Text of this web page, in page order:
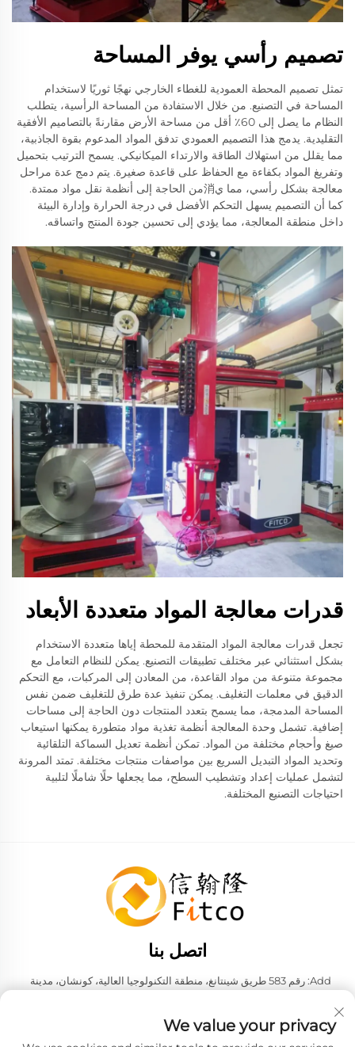
تصميم رأسي يوفر المساحة
تمثل تصميم المحطة العمودية للغطاء الخارجي نهجًا ثوريًا لاستخدام
المساحة في التصنيع. من خلال الاستفادة من المساحة الرأسية، يتطلب
النظام ما يصل إلى 60٪ أقل من مساحة الأرض مقارنةً بالتصاميم الأفقية
التقليدية. يدمج هذا التصميم العمودي تدفق المواد المدعوم بقوة الجاذبية،
مما يقلل من استهلاك الطاقة والارتداء الميكانيكي. يسمح الترتيب بتحميل
وتفريغ المواد بكفاءة مع الحفاظ على قاعدة صغيرة. يتم دمج عدة مراحل
معالجة بشكل رأسي، مما ي消من الحاجة إلى أنظمة نقل مواد ممتدة.
كما أن التصميم يسهل التحكم الأفضل في درجة الحرارة وإدارة البيئة
داخل منطقة المعالجة، مما يؤدي إلى تحسين جودة المنتج واتساقه.
قدرات معالجة المواد متعددة الأبعاد
تجعل قدرات معالجة المواد المتقدمة للمحطة إياها متعددة الاستخدام
بشكل استثنائي عبر مختلف تطبيقات التصنيع. يمكن للنظام التعامل مع
مجموعة متنوعة من مواد القاعدة، من المعادن إلى المركبات، مع التحكم
الدقيق في معلمات التغليف. يمكن تنفيذ عدة طرق للتغليف ضمن نفس
المساحة المدمجة، مما يسمح بتعدد المنتجات دون الحاجة إلى مساحات
إضافية. تشمل وحدة المعالجة أنظمة تغذية مواد متطورة يمكنها استيعاب
صيغ وأحجام مختلفة من المواد. تمكن أنظمة تعديل السماكة التلقائية
وتحديد المواد التبديل السريع بين مواصفات منتجات مختلفة. تمتد المرونة
لتشمل عمليات إعداد وتشطيب السطح، مما يجعلها حلًا شاملًا لتلبية
احتياجات التصنيع المختلفة.
اتصل بنا
Add: رقم 583 طريق شينتانغ، منطقة التكنولوجيا العالية، كونشان، مدينة
هاتف: +86-137 6186 0079
We value your privacy